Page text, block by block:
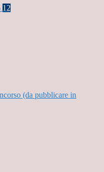
12
(da pubblicare in